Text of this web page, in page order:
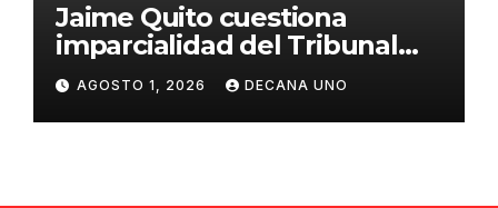
Jaime Quito cuestiona
imparcialidad del Tribunal
Constitucional tras liberación
de Ollanta Humala
AGOSTO 1, 2026 DECANA UNO